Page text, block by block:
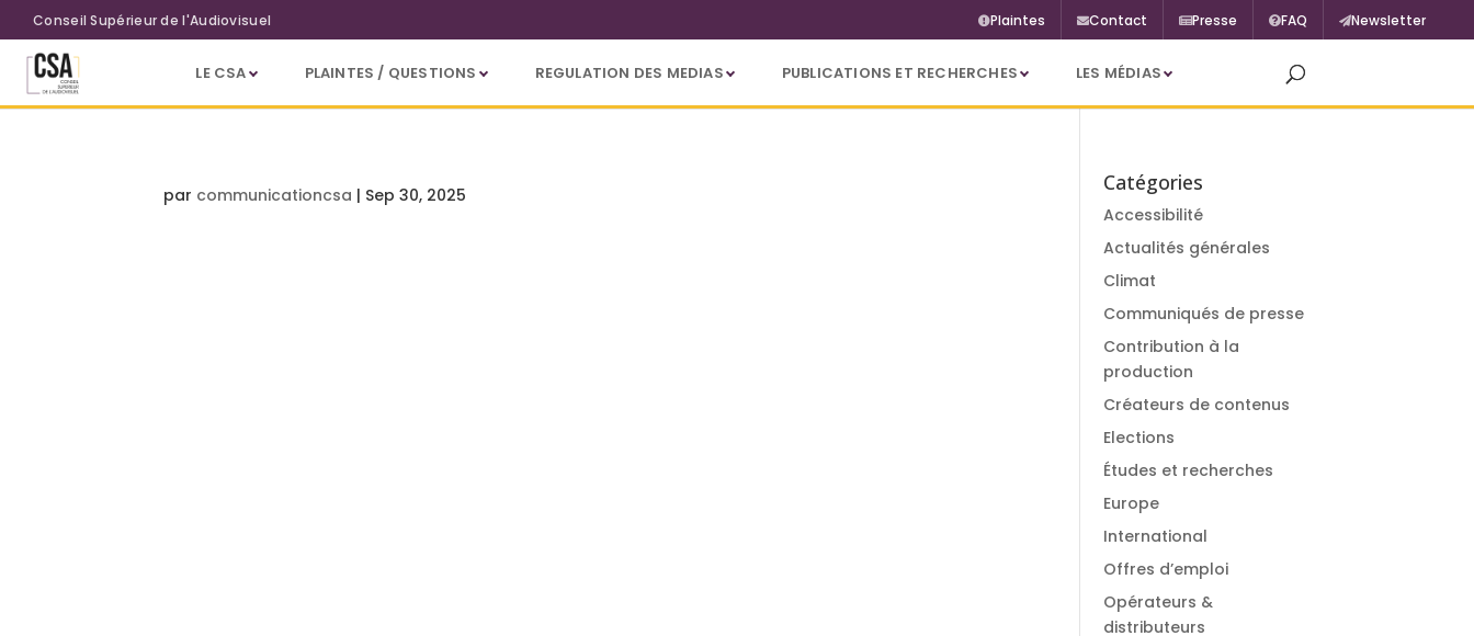
Aller au contenu principal
Conseil Supérieur de l'Audiovisuel Plaintes Contact Presse FAQ Newsletter
LE CSA PLAINTES / QUESTIONS REGULATION DES MEDIAS PUBLICATIONS ET RECHERCHES LES MÉDIAS
par communicationcsa | Sep 30, 2025 Catégories
Accessibilité
Actualités générales
Climat
Communiqués de presse
Contribution à la
production
Créateurs de contenus
Elections
Études et recherches
Europe
International
Offres d’emploi
Opérateurs &
distributeurs